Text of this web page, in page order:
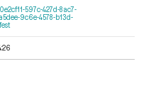
597c-427d-8ac7-
9c6e-4578-b13d-